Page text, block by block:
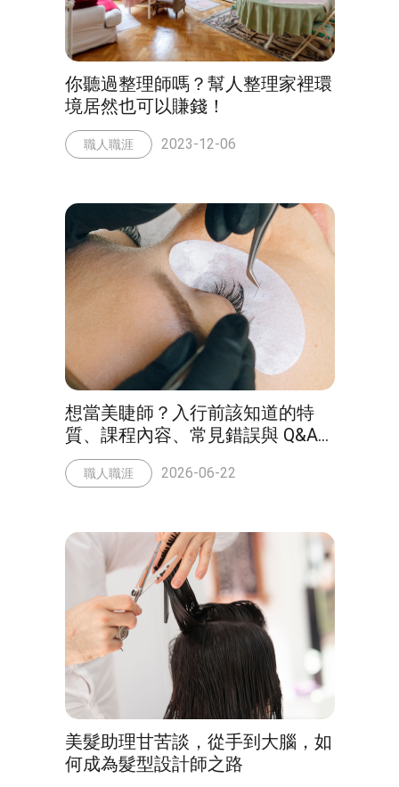
你聽過整理師嗎？幫人整理家裡環
境居然也可以賺錢！
職人職涯 2023-12-06
想當美睫師？入行前該知道的特
質、課程內容、常見錯誤與 Q&A
一次整理
職人職涯 2026-06-22
美髮助理甘苦談，從手到大腦，如
何成為髮型設計師之路